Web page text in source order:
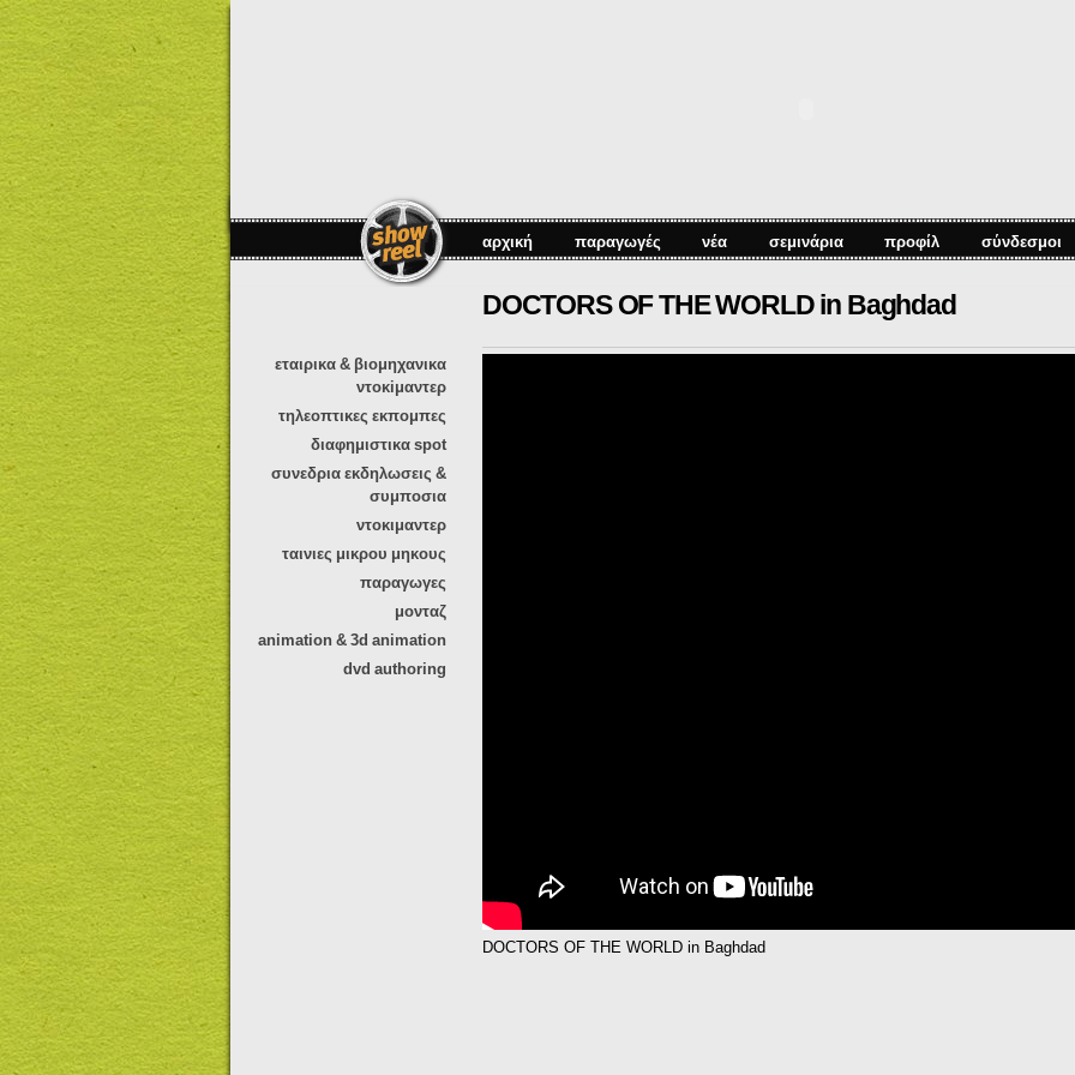
αρχική παραγωγές νέα σεμινάρια προφίλ σύνδεσμοι
εταιρικα & βιομηχανικα
ντοκiμαντερ
τηλεοπτικες εκπομπες
διαφημιστικα spot
συνεδρια εκδηλωσεις &
συμποσια
ντοκιμαντερ
ταινιες μικρου μηκους
παραγωγες
μονταζ
animation & 3d animation
dvd authoring
DOCTORS OF THE WORLD in Baghdad
DOCTORS OF THE WORLD in Baghdad